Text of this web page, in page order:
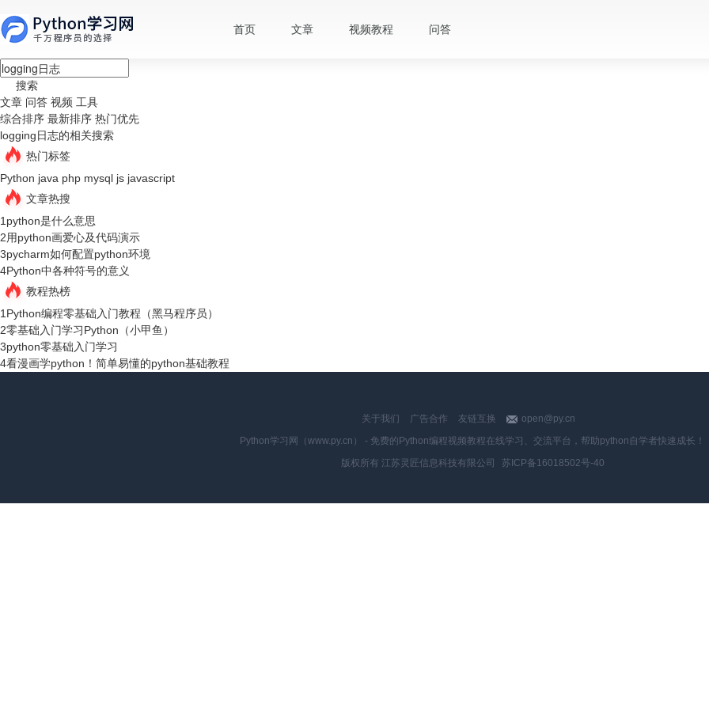
首页 文章 视频教程 问答
搜索
文章 问答 视频 工具
综合排序 最新排序 热门优先
logging日志的相关搜索
热门标签
Python java php mysql js javascript
文章热搜
1python是什么意思
2用python画爱心及代码演示
3pycharm如何配置python环境
4Python中各种符号的意义
教程热榜
1Python编程零基础入门教程（黑马程序员）
2零基础入门学习Python（小甲鱼）
3python零基础入门学习
4看漫画学python！简单易懂的python基础教程
关于我们 广告合作 友链互换
open@py.cn
Python学习网（www.py.cn） - 免费的Python编程视频教程在线学习、交流平台，帮助python自学者快速成长！
版权所有 江苏灵匠信息科技有限公司
苏ICP备16018502号-40